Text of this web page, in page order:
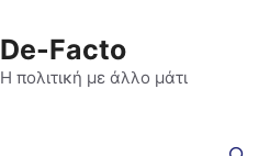
De-Facto
Η πολιτική με άλλο μάτι